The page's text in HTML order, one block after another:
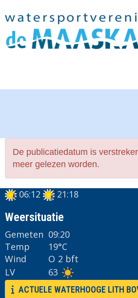
De publicatiedatum is
meer gelezen worden.
06:12 21:18
Weersituatie
Gemeten 09:20
Temp
19°C
Wind
O 2 bft
LV
63
ACTUELE WATERHOOGE LITH